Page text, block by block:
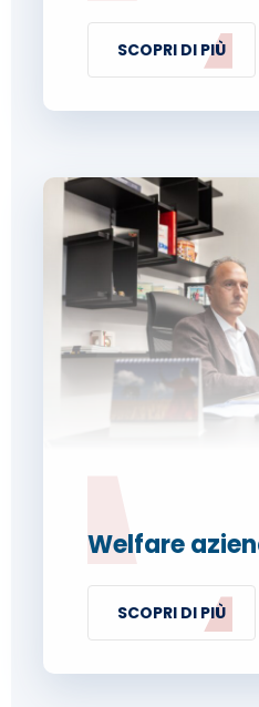
SCOPRI DI PIÙ
Welfare
SCOPRI DI PIÙ